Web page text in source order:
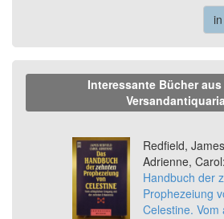
Interessante Bücher
Redfield,
Adrienne, Carol:
Handbuch der
Prophezeiung
Celestine. Vom
Previous